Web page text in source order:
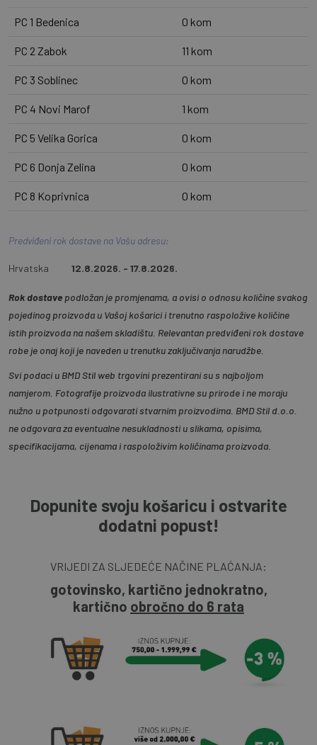
PC 1 Bedenica 0 kom
PC 2 Zabok 11 kom
PC 3 Soblinec 0 kom
PC 4 Novi Marof 1 kom
PC 5 Velika Gorica 0 kom
PC 6 Donja Zelina 0 kom
PC 8 Koprivnica 0 kom
Predviđeni rok dostave na Vašu adresu:
Hrvatska 12.8.2026. - 17.8.2026.
Rok dostave podložan je promjenama, a ovisi o odnosu količine svakog
pojedinog proizvoda u Vašoj košarici i trenutno raspoložive količine
istih proizvoda na našem skladištu. Relevantan predviđeni rok dostave
robe je onaj koji je naveden u trenutku zaključivanja narudžbe.
Svi podaci u BMD Stil web trgovini prezentirani su s najboljom
namjerom. Fotografije proizvoda ilustrativne su prirode i ne moraju
nužno u potpunosti odgovarati stvarnim proizvodima. BMD Stil d.o.o.
ne odgovara za eventualne nesukladnosti u slikama, opisima,
specifikacijama, cijenama i raspoloživim količinama proizvoda.
Dopunite svoju košaricu i ostvarite
dodatni popust!
VRIJEDI ZA SLJEDEĆE NAČINE PLAĆANJA:
gotovinsko, kartično jednokratno,
kartično obročno do 6 rata